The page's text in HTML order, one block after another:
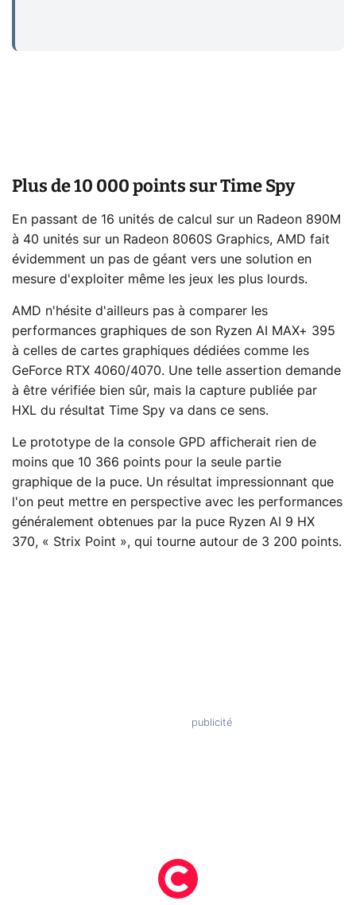
Plus de 10 000 points sur Time Spy
En passant de 16 unités de calcul sur un Radeon 890M
à 40 unités sur un Radeon 8060S Graphics, AMD fait
évidemment un pas de géant vers une solution en
mesure d'exploiter même les jeux les plus lourds.
AMD n'hésite d'ailleurs pas à comparer les
performances graphiques de son Ryzen AI MAX+ 395
à celles de cartes graphiques dédiées comme les
GeForce RTX 4060/4070. Une telle assertion demande
à être vérifiée bien sûr, mais la capture publiée par
HXL du résultat Time Spy va dans ce sens.
Le prototype de la console GPD afficherait rien de
moins que 10 366 points pour la seule partie
graphique de la puce. Un résultat impressionnant que
l'on peut mettre en perspective avec les performances
généralement obtenues par la puce Ryzen AI 9 HX
370, « Strix Point », qui tourne autour de 3 200 points.